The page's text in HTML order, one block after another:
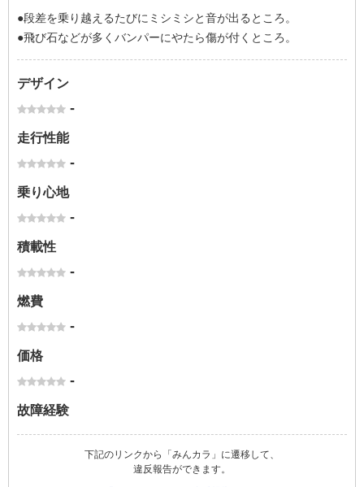
●段差を乗り越えるたびにミシミシと音が出るところ。
●飛び石などが多くバンパーにやたら傷が付くところ。
デザイン
-
走行性能
-
乗り心地
-
積載性
-
燃費
-
価格
-
故障経験
下記のリンクから「みんカラ」に遷移して、
違反報告ができます。